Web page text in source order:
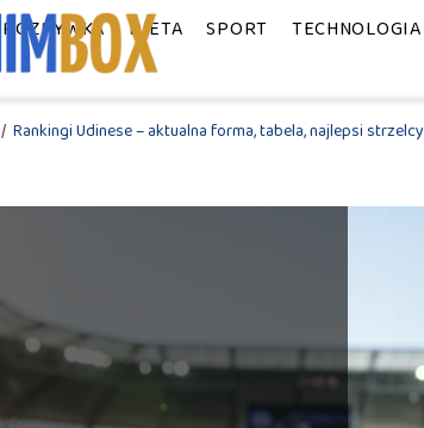
ROZRYWKA DIETA SPORT TECHNOLOGIA
/ Rankingi Udinese – aktualna forma, tabela, najlepsi strzelcy